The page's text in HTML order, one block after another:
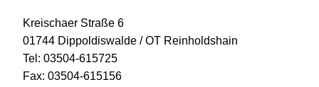
Kreischaer Straße 6
01744 Dippoldiswalde / OT Reinholdshain
Tel: 03504-615725
Fax: 03504-615156